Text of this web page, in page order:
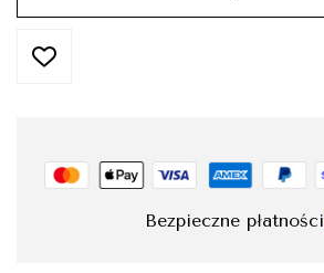
Bezpieczne płatności